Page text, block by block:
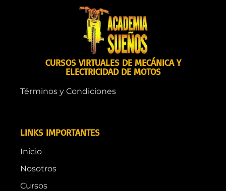
CURSOS VIRTUALES DE MECÁNICA Y
ELECTRICIDAD DE MOTOS
Términos y Condiciones
LINKS IMPORTANTES
Inicio
Nosotros
Cursos